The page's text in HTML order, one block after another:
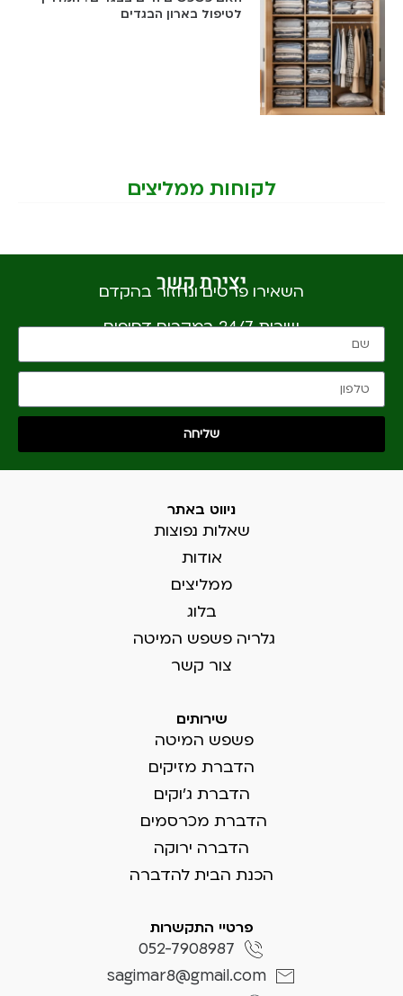
לטיפול בארון הבגדים
לקוחות ממליצים
יצירת קשר
השאירו פרטים ונחזור בהקדם
שירות 24/7 במקרים דחופים
שליחה
ניווט באתר
שאלות נפוצות
אודות
ממליצים
בלוג
גלריה פשפש המיטה
צור קשר
שירותים
פשפש המיטה
הדברת מזיקים
הדברת ג'וקים
הדברת מכרסמים
הדברה ירוקה
הכנת הבית להדברה
פרטיי התקשרות
052-7908987
sagimar8@gmail.com